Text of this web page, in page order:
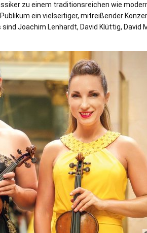
zu einem traditionsreichen wie
ein vielseitiger, mitreißender
Joachim Lenhardt, David Klüttig, David